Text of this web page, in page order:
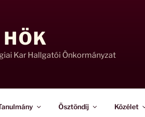
Kar Hallgatói Önkormányzat
Ösztöndíj Közélet